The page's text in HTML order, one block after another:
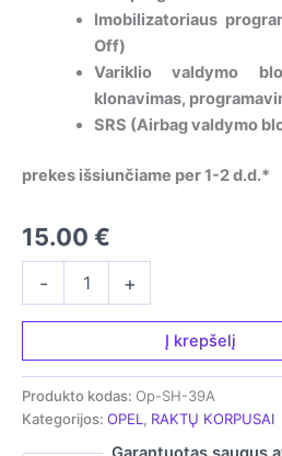
Imobilizatoriaus
Off)
Variklio valdymo
klonavimas,
SRS (Airbag valdymo
prekes išsiunčiame per 1-2 d.d.*
15.00 €
-
-
skirtas
"Opel"
Astra
+
Į krepšelį
Produkto kodas: Op-SH-39A
Kategorijos: OPEL , RAKTŲ KORPUSAI